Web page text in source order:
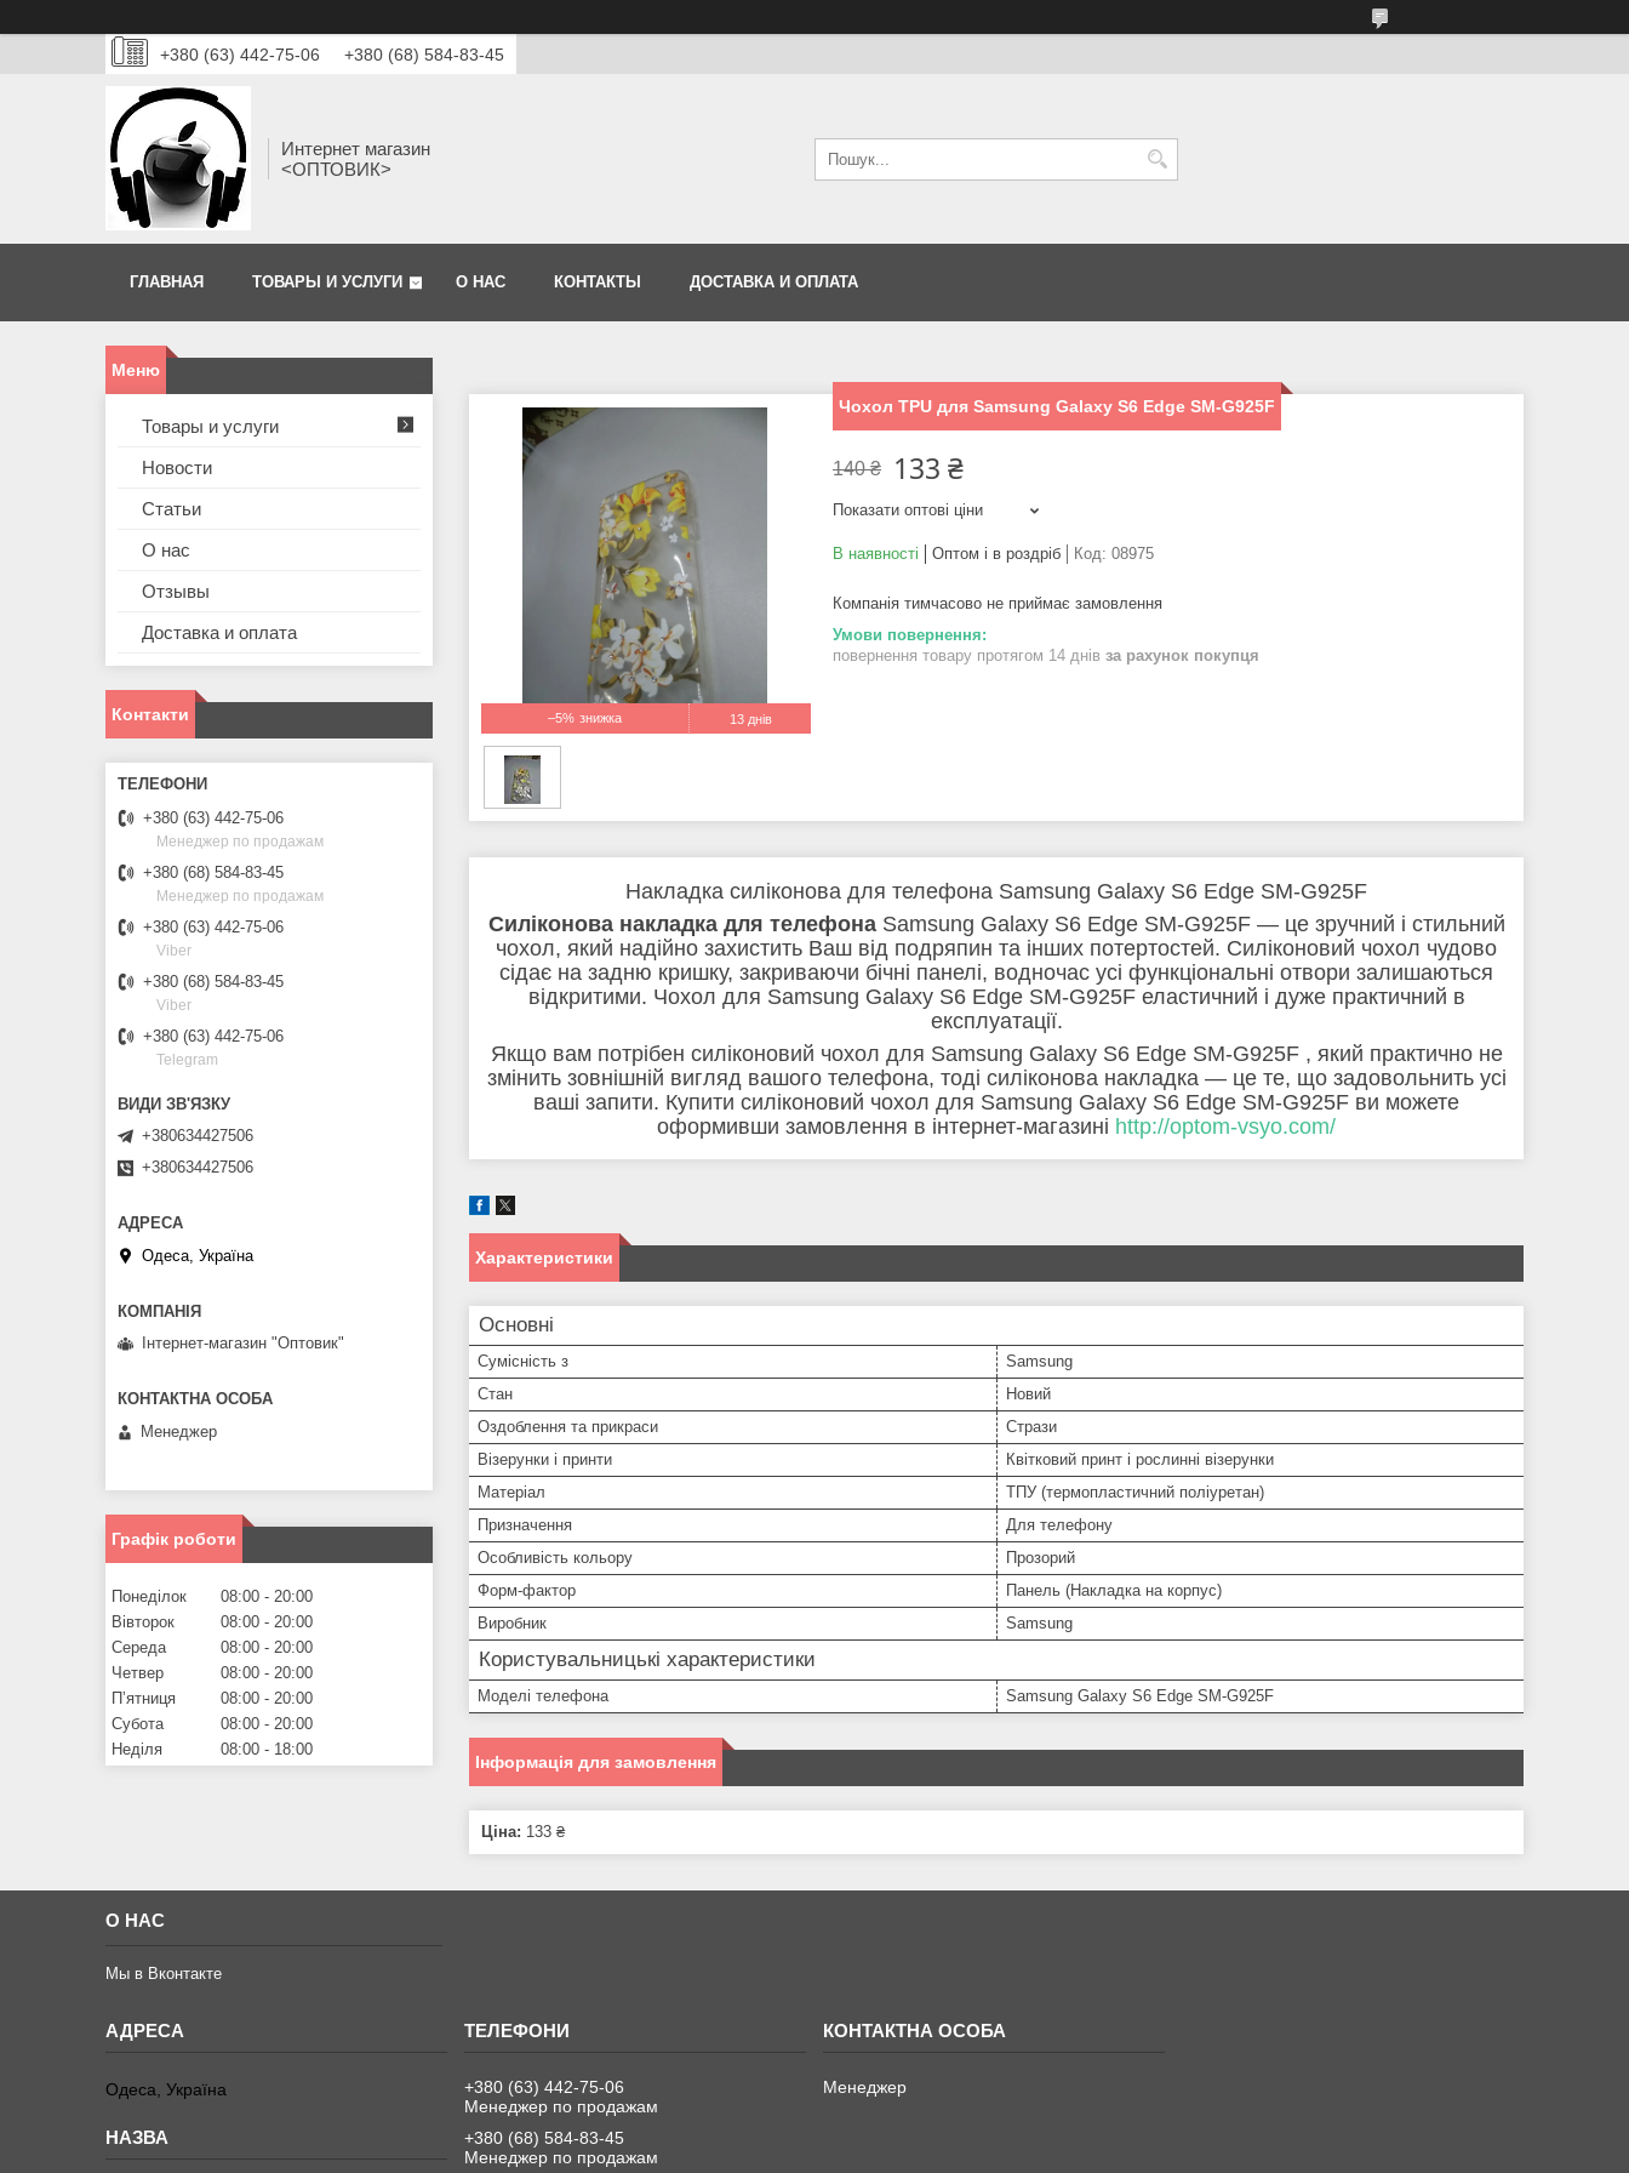
+380 (63) 442-75-06 +380 (68) 584-83-45
Интернет магазин
<ОПТОВИК>
ГЛАВНАЯ ТОВАРЫ И УСЛУГИ О НАС КОНТАКТЫ ДОСТАВКА И ОПЛАТА
–5% 13 днів
Чохол TPU для Samsung Galaxy S6 Edge SM-G925F
140 ₴ 133 ₴
Показати оптові ціни
В наявності Оптом і в роздріб Код: 08975
Компанія тимчасово не приймає замовлення
повернення товару протягом 14 днів за рахунок покупця
Накладка силіконова для телефона Samsung Galaxy S6 Edge SM-G925F
Силіконова накладка для телефона Samsung Galaxy S6 Edge SM-G925F — це зручний і стильний
чохол, який надійно захистить Ваш від подряпин та інших потертостей. Силіконовий чохол чудово
сідає на задню кришку, закриваючи бічні панелі, водночас усі функціональні отвори залишаються
відкритими. Чохол для Samsung Galaxy S6 Edge SM-G925F еластичний і дуже практичний в
експлуатації.
Якщо вам потрібен силіконовий чохол для Samsung Galaxy S6 Edge SM-G925F , який практично не
змінить зовнішній вигляд вашого телефона, тоді силіконова накладка — це те, що задовольнить усі
ваші запити. Купити силіконовий чохол для Samsung Galaxy S6 Edge SM-G925F ви можете
оформивши замовлення в інтернет-магазині http://optom-vsyo.com/
Характеристики
Основні
Сумісність з
Samsung
Стан
Новий
Оздоблення та прикраси
Стрази
Візерунки і принти
Квітковий принт і рослинні візерунки
Матеріал
ТПУ (термопластичний поліуретан)
Призначення
Для телефону
Особливість кольору
Прозорий
Форм-фактор
Панель (Накладка на корпус)
Виробник
Samsung
Користувальницькі характеристики
Моделі телефона Samsung Galaxy S6 Edge SM-G925F
Інформація для замовлення
Ціна: 133 ₴
Товары и услуги
Новости
Статьи
О нас
Отзывы
Доставка и оплата
Контакти
+380 (63) 442-75-06
Менеджер по продажам
+380 (68) 584-83-45
Менеджер по продажам
+380 (63) 442-75-06
Viber
+380 (68) 584-83-45
Viber
+380 (63) 442-75-06
Telegram
+380634427506
+380634427506
Одеса, Україна
Інтернет-магазин "Оптовик"
Менеджер
Графік роботи
Понеділок 08:00
20:00
Вівторок
08:00
20:00
Середа
08:00
20:00
Четвер
08:00
20:00
Пʼятниця
08:00
20:00
Субота
08:00
20:00
Неділя
08:00 18:00
О НАС
Мы в Вконтакте
Одеса, Україна
+380 (63) 442-75-06
Менеджер по продажам
+380 (68) 584-83-45
Менеджер по продажам
Менеджер